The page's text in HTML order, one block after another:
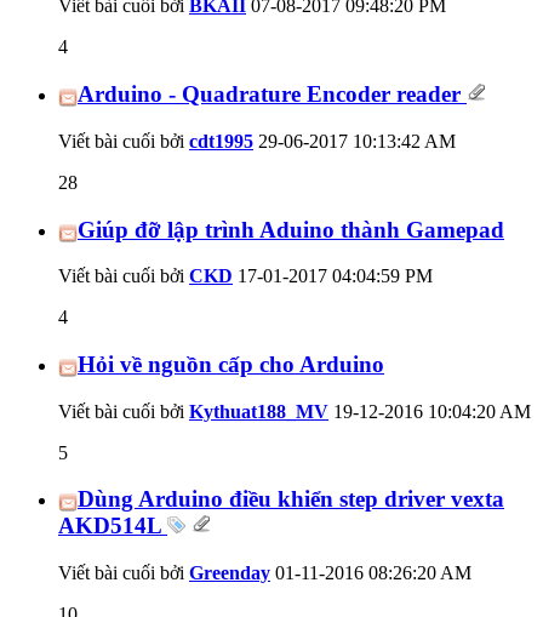
Viết bài cuối bởi BKAII 07-08-2017 09:48:20 PM
4
Arduino - Quadrature Encoder reader
Viết bài cuối bởi cdt1995 29-06-2017 10:13:42 AM
28
Giúp đỡ lập trình Aduino thành Gamepad
Viết bài cuối bởi CKD 17-01-2017 04:04:59 PM
4
Hỏi về nguồn cấp cho Arduino
Viết bài cuối bởi Kythuat188_MV 19-12-2016 10:04:20 AM
5
Dùng Arduino điều khiển step driver vexta
AKD514L
Viết bài cuối bởi Greenday 01-11-2016 08:26:20 AM